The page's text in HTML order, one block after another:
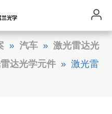
» 汽车 » 激光雷达光
达光学元件 » 激光雷